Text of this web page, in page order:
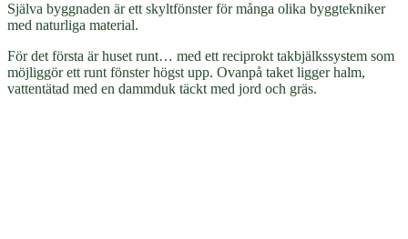
Själva byggnaden är ett skyltfönster för många olika byggtekniker
med naturliga material.
För det första är huset runt… med ett reciprokt takbjälkssystem som
möjliggör ett runt fönster högst upp. Ovanpå taket ligger halm,
vattentätad med en dammduk täckt med jord och gräs.